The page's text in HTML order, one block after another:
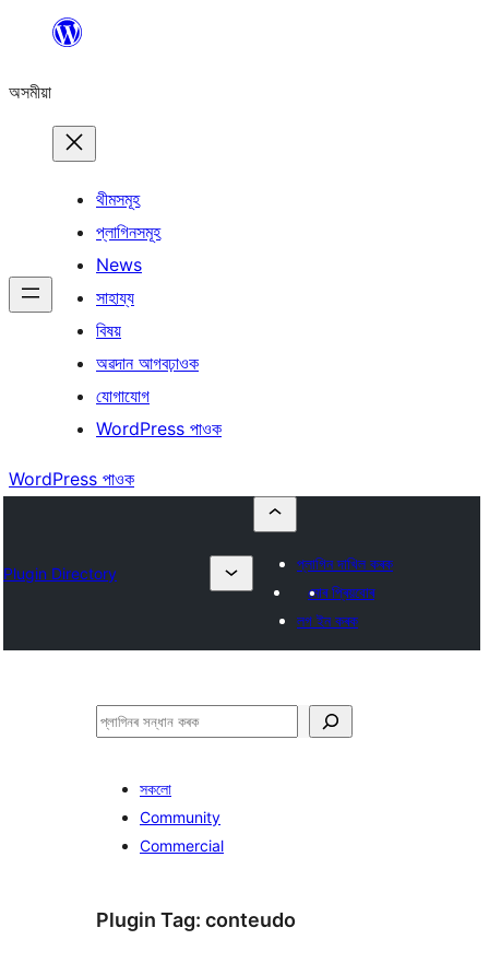
বিষয়বস্তুলৈ
অসমীয়া
থীমসমূহ
প্লাগিনসমূহ
News
সাহায্য
বিষয়
অৱদান আগবঢ়াওক
যোগাযোগ
WordPress পাওক
WordPress পাওক
Plugin Directory
প্লাগিন দাখিল কৰক
মোৰ প্ৰিয়বোৰ
লগ ইন কৰক
সন্ধান
সকলো
Community
Commercial
Plugin Tag: conteudo